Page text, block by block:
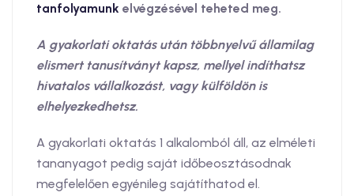
tanfolyamunk elvégzésével teheted meg.
A gyakorlati oktatás után többnyelvű államilag
elismert tanusítványt kapsz, mellyel indíthatsz
hivatalos vállalkozást, vagy külföldön is
elhelyezkedhetsz.
A gyakorlati oktatás 1 alkalomból áll, az elméleti
tananyagot pedig saját időbeosztásodnak
megfelelően egyénileg sajátíthatod el.